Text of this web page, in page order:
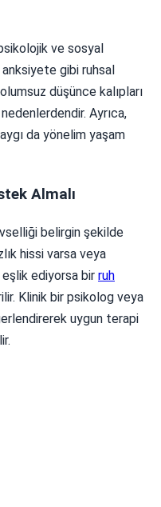
ve sosyal
gibi ruhsal
düşünce kalıpları
Ayrıca,
da yönelim yaşam
Almalı
belirgin şekilde
hissi varsa veya
ediyorsa bir ruh
Klinik bir psikolog veya
uygun terapi